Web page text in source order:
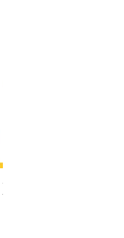
กาทรงกรวย ลายไทย ฝาบานพับ
13 ซม. ความจุ 2 ลิตร อลูมิเนียม